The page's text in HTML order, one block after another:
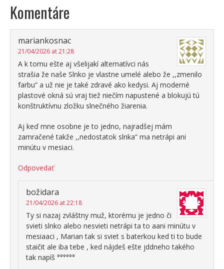
Komentáre
mariankosnac
21/04/2026 at 21:28
A k tomu ešte aj všelijakí alternatívci nás
strašia že naše Slnko je vlastne umelé alebo že ,,zmenilo
farbu“ a už nie je také zdravé ako kedysi. Aj moderné
plastové okná sú vraj tiež niečím napustené a blokujú tú
konštruktívnu zložku slnečného žiarenia.
Aj keď mne osobne je to jedno, najradšej mám
zamračené takže ,,nedostatok slnka“ ma netrápi ani
minútu v mesiaci.
Odpovedať
božidara
21/04/2026 at 22:18
Ty si nazaj zvláštny muž, ktorému je jedno či
svieti slnko alebo nesvieti netrápi ta to aani minútu v
mesiaaci , Marian tak si sviet s baterkou ked ti to bude
staičit ale iba tebe , ked nájdeš ešte jddneho takého
tak napíš °°°°°°